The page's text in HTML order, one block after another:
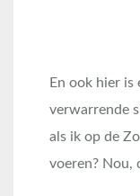
En ook hier is
verwarrende
als ik op de
voeren? Nou,